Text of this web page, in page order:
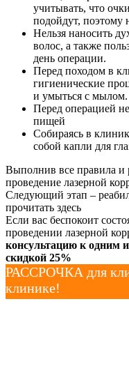
учитывать, что
подойдут, поэтому
Нельзя наносить
волос, а также
день операции.
Перед походом в
гигиенические
и умыться с мылом.
Перед операцией
пищей
Собираясь в
собой капли для
Выполнив все правила и
проведение лазерной
Следующий этап –
прочитать здесь
Если вас беспокоит
проведении лазерной
консультацию к одним
скидкой 25%
РАССРОЧКА для
клинике!